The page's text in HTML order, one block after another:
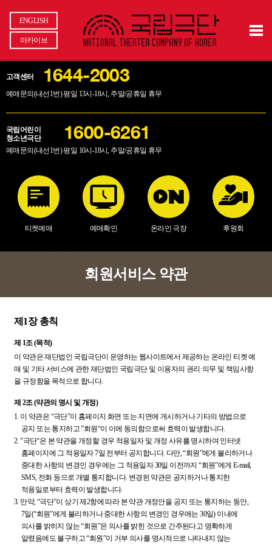
ENGLISH
아카이브
고객센터 1644-2003
예매문의(내선1번) 평일 13시-18시, 주말/공휴일 휴무
국립어린이
청소년극단
1600-6261
예매문의(내선1번) 평일 10시-18시, 주말/공휴일 휴무
티켓예매 예매확인 온라인 극장 후원회
회원서비스 약관
제1장 총칙
제 1조 (목적)
이 약관은 재단법인 국립극단이 운영하는 웹사이트에서 제공하는 온라인 티켓 예
매 및 기타 서비스에 관한 재단법인 국립극단 및 이용자의 권리·의무 및 책임사항
을 규정함을 목적으로 합니다.
제 2조 (약관의 명시 및 개정)
1. 이 약관은 “극단”이 홈페이지 화면 또는 지면에 게시하거나 기타의 방법으로
공지 또는 통지하고 ”회원“이 이에 동의함으로써 효력이 발생합니다.
2. ”극단“은 본 약관을 개정할 경우 적용일자 및 개정 사유를 명시하여 인터넷
홈페이지에 그 적용일자 7일 전부터 공지합니다. 다만, “회원”에게 불리하거나
중대한 사항의 변경인 경우에는 그 적용일자 30일 이전까지 “회원”에게 E-mail,
SMS, 전화 등으로 개별 통지합니다. 변경된 약관은 공지하거나 통지한
적용일로부터 효력이 발생합니다.
3. 만약, “극단”이 상기 제2항에 따라 본 약관 개정안을 공지 또는 통지하는 동안,
7일(“회원”에게 불리하거나 중대한 사항의 변경인 경우에는 30일) 이내에
의사를 밝히지 않는 “회원”은 의사를 밝힌 것으로 간주된다고 명확하게
알렸음에도 불구하고 “회원”이 거부 의사를 명시적으로 나타내지 않는